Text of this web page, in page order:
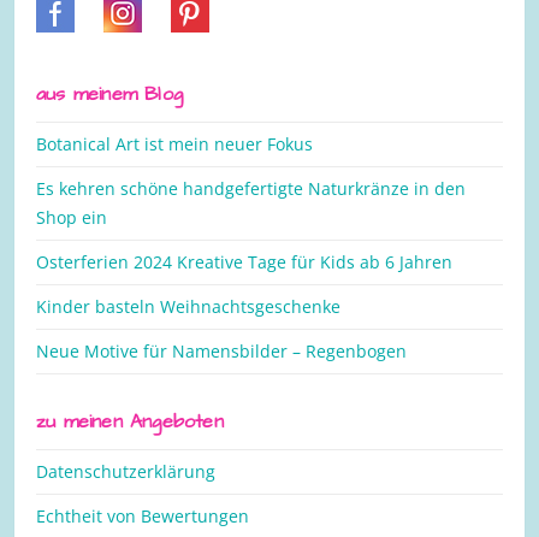
aus meinem Blog
Botanical Art ist mein neuer Fokus
Es kehren schöne handgefertigte Naturkränze in den
Shop ein
Osterferien 2024 Kreative Tage für Kids ab 6 Jahren
Kinder basteln Weihnachtsgeschenke
Neue Motive für Namensbilder – Regenbogen
zu meinen Angeboten
Datenschutzerklärung
Echtheit von Bewertungen